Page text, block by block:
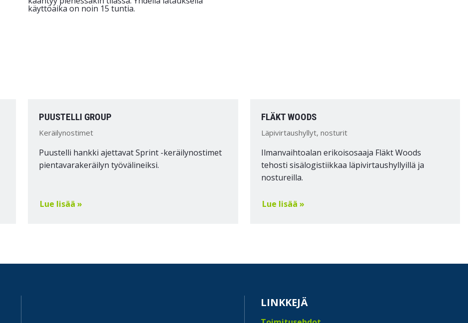
PUUSTELLI GROUP
Keräilynostimet
Puustelli hankki ajettavat Sprint -keräilynostimet
pientavarakeräilyn työvälineiksi.
Lue lisää »
FLÄKT WOODS
Läpivirtaushyllyt, nosturit
Ilmanvaihtoalan erikoisosaaja Fläkt Woods
tehosti sisälogistiikkaa läpivirtaushyllyillä ja
nostureilla.
Lue lisää »
LINKKEJÄ